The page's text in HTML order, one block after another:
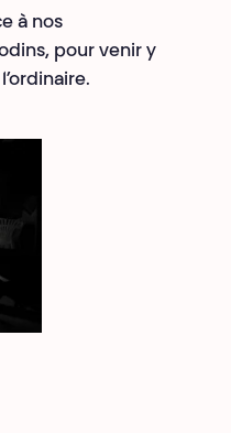
à nos
pour venir y